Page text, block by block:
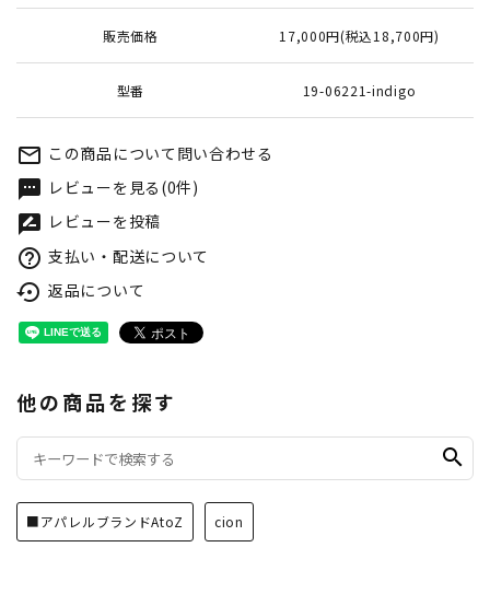
販売価格 17,000円(税込18,700円)
型番 19-06221-indigo
mail_outline この商品について問い合わせる
textsms レビューを見る(0件)
rate_review レビューを投稿
help_outline 支払い・配送について
settings_backup_restore 返品について
他の商品を探す
search
■アパレルブランドAtoZ cion